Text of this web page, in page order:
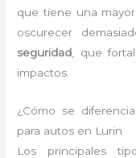
que tiene una
oscurecer
seguridad , que
impactos.
¿Cómo se
para autos en Lurin
Los principales